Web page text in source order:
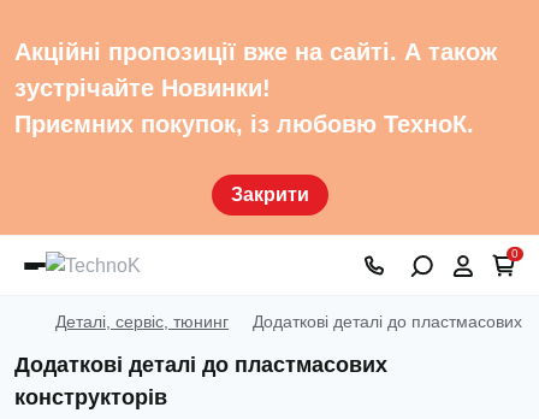
Акційні пропозиції вже на сайті. А також
зустрічайте Новинки!
Приємних покупок, із любовю ТехноК.
Закрити
0
Деталі, сервіс, тюнинг Додаткові деталі до пластмасових
Додаткові деталі до пластмасових
конструкторів